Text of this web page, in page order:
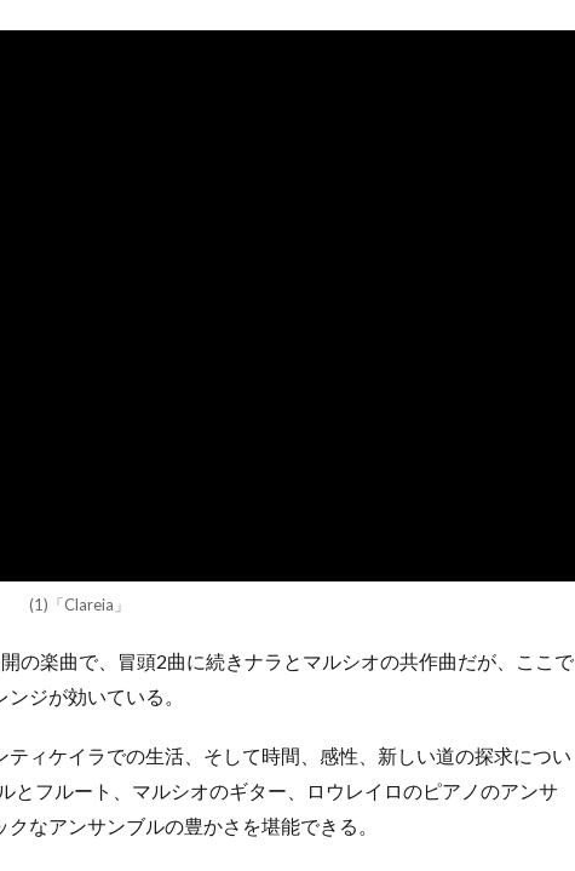
(1)「Clareia」
の楽曲で、冒頭2曲に続きナラとマルシオの共作曲だが、ここで
ジが効いている。
ィケイラでの生活、そして時間、感性、新しい道の探求につい
とフルート、マルシオのギター、ロウレイロのピアノのアンサ
なアンサンブルの豊かさを堪能できる。